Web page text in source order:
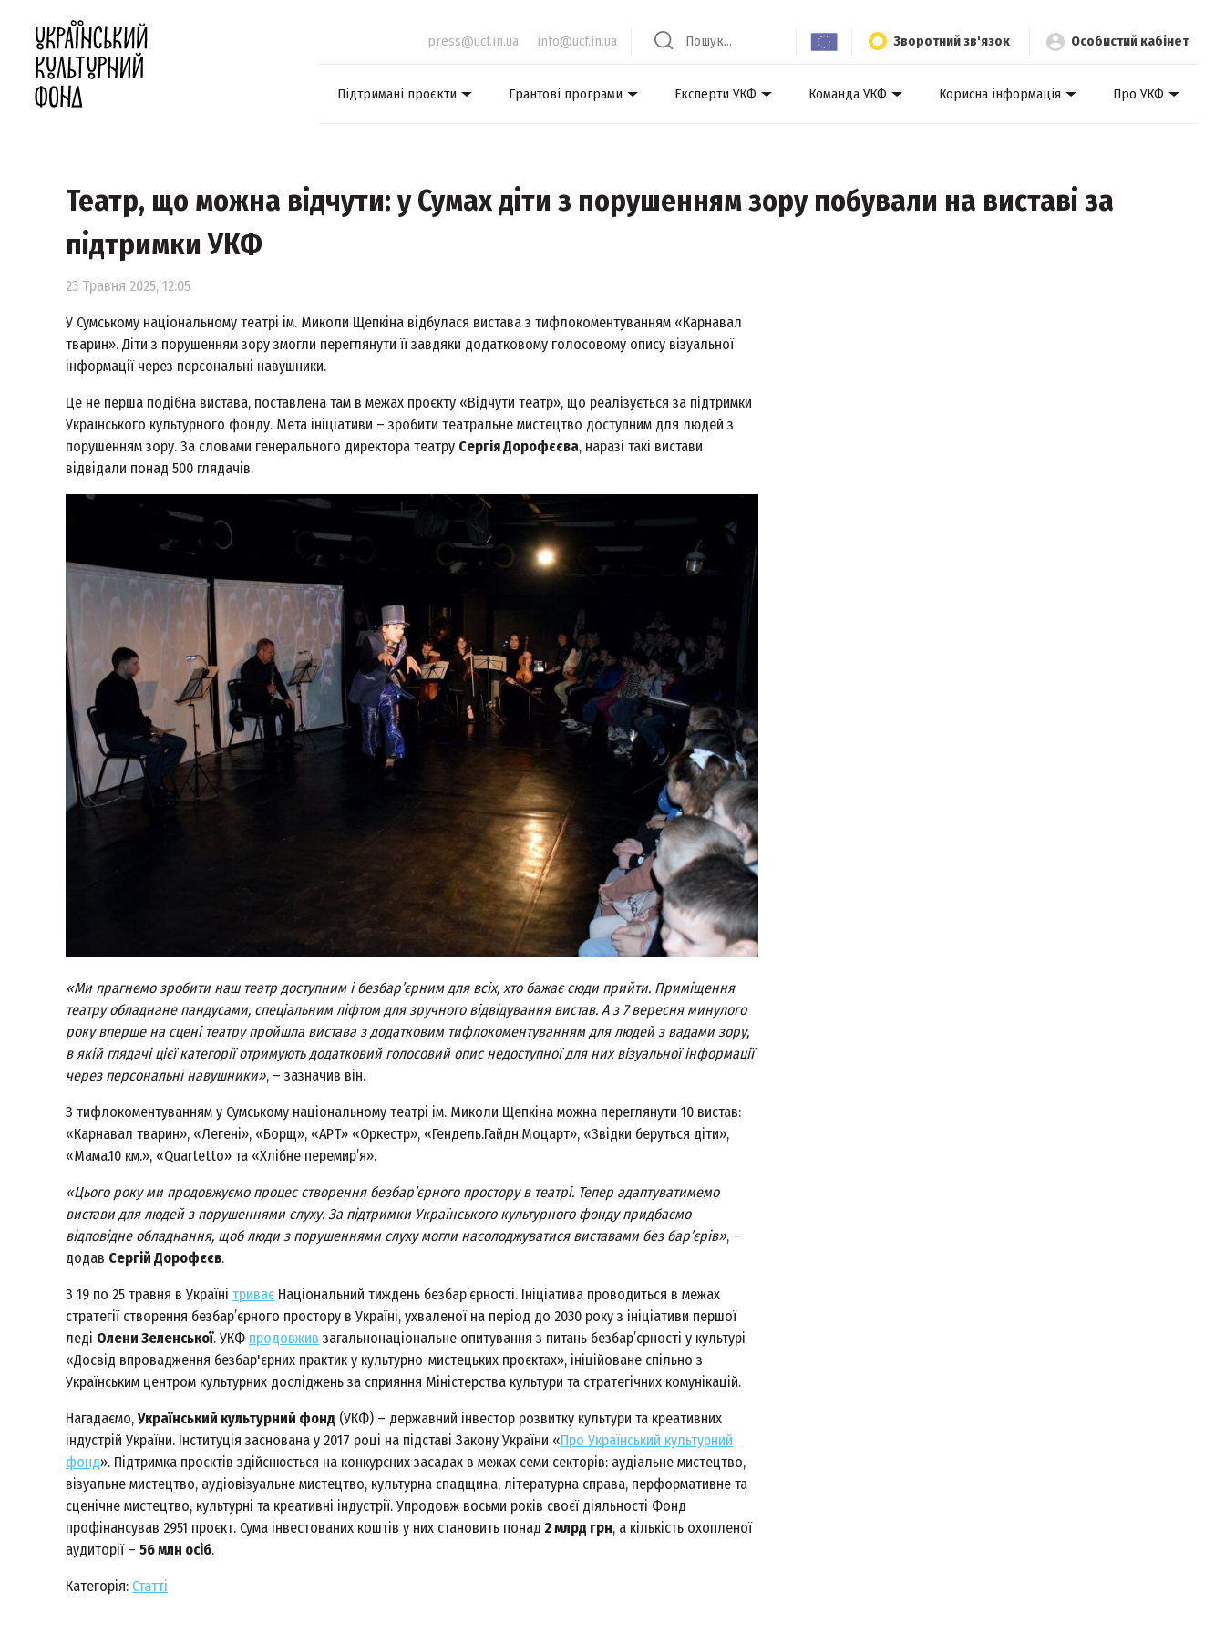
press@ucf.in.ua info@ucf.in.ua Зворотний зв'язок Особистий кабінет
Підтримані проєкти Грантові програми Експерти УКФ Команда УКФ Корисна інформація Про УКФ
Театр, що можна відчути: у Сумах діти з порушенням зору побували на виставі за
підтримки УКФ
23 Травня 2025, 12:05
У Сумському національному театрі ім. Миколи Щепкіна відбулася вистава з тифлокоментуванням «Карнавал
тварин». Діти з порушенням зору змогли переглянути її завдяки додатковому голосовому опису візуальної
інформації через персональні навушники.
Це не перша подібна вистава, поставлена там в межах проєкту «Відчути театр», що реалізується за підтримки
Українського культурного фонду. Мета ініціативи – зробити театральне мистецтво доступним для людей з
порушенням зору. За словами генерального директора театру Сергія Дорофєєва, наразі такі вистави
відвідали понад 500 глядачів.
«Ми прагнемо зробити наш театр доступним і безбар’єрним для всіх, хто бажає сюди прийти. Приміщення
театру обладнане пандусами, спеціальним ліфтом для зручного відвідування вистав. А з 7 вересня минулого
року вперше на сцені театру пройшла вистава з додатковим тифлокоментуванням для людей з вадами зору,
в якій глядачі цієї категорії отримують додатковий голосовий опис недоступної для них візуальної інформації
через персональні навушники», – зазначив він.
З тифлокоментуванням у Сумському національному театрі ім. Миколи Щепкіна можна переглянути 10 вистав:
«Карнавал тварин», «Легені», «Борщ», «АРТ» «Оркестр», «Гендель.Гайдн.Моцарт», «Звідки беруться діти»,
«Мама.10 км.», «Quartetto» та «Хлібне перемир’я».
«Цього року ми продовжуємо процес створення безбар’єрного простору в театрі. Тепер адаптуватимемо
вистави для людей з порушеннями слуху. За підтримки Українського культурного фонду придбаємо
відповідне обладнання, щоб люди з порушеннями слуху могли насолоджуватися виставами без бар’єрів», –
додав Сергій Дорофєєв.
З 19 по 25 травня в Україні триває Національний тиждень безбар’єрності. Ініціатива проводиться в межах
стратегії створення безбар’єрного простору в Україні, ухваленої на період до 2030 року з ініціативи першої
леді Олени Зеленської. УКФ продовжив загальнонаціональне опитування з питань безбар’єрності у культурі
«Досвід впровадження безбар'єрних практик у культурно-мистецьких проєктах», ініційоване спільно з
Українським центром культурних досліджень за сприяння Міністерства культури та стратегічних комунікацій.
Нагадаємо, Український культурний фонд (УКФ) – державний інвестор розвитку культури та креативних
індустрій України. Інституція заснована у 2017 році на підставі Закону України «Про Український культурний
фонд». Підтримка проєктів здійснюється на конкурсних засадах в межах семи секторів: аудіальне мистецтво,
візуальне мистецтво, аудіовізуальне мистецтво, культурна спадщина, літературна справа, перформативне та
сценічне мистецтво, культурні та креативні індустрії. Упродовж восьми років своєї діяльності Фонд
профінансував 2951 проєкт. Сума інвестованих коштів у них становить понад 2 млрд грн, а кількість охопленої
аудиторії – 56 млн осіб.
Категорія: Статті